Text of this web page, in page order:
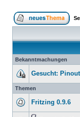
Bekanntmachungen
Gesucht:
Themen
Fritzing 0.9.6